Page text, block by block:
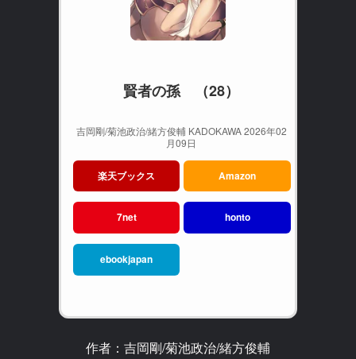
賢者の孫 （28）
吉岡剛/菊池政治/緒方俊輔 KADOKAWA 2026年02
月09日
楽天ブックス Amazon
7net honto
ebookjapan
作者：吉岡剛/菊池政治/緒方俊輔